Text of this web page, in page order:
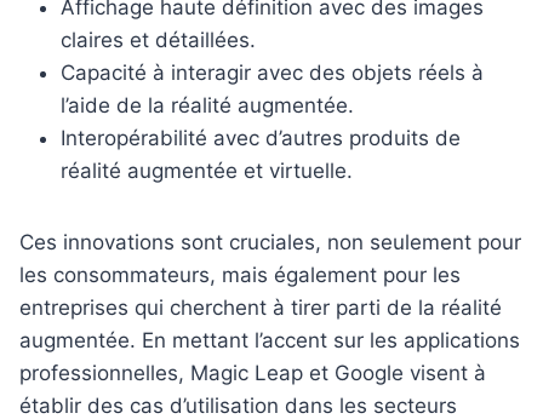
Affichage haute définition avec des images
claires et détaillées.
Capacité à interagir avec des objets réels à
l’aide de la réalité augmentée.
Interopérabilité avec d’autres produits de
réalité augmentée et virtuelle.
Ces innovations sont cruciales, non seulement pour
les consommateurs, mais également pour les
entreprises qui cherchent à tirer parti de la réalité
augmentée. En mettant l’accent sur les applications
professionnelles, Magic Leap et Google visent à
établir des cas d’utilisation dans les secteurs